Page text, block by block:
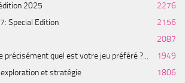
2025
2276
Special Edition
2156
2087
précisément quel est votre jeu préféré ?...
1949
exploration et stratégie
1806